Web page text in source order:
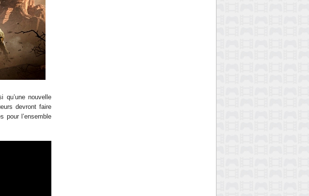
qu’une nouvelle
devront faire
pour l’ensemble